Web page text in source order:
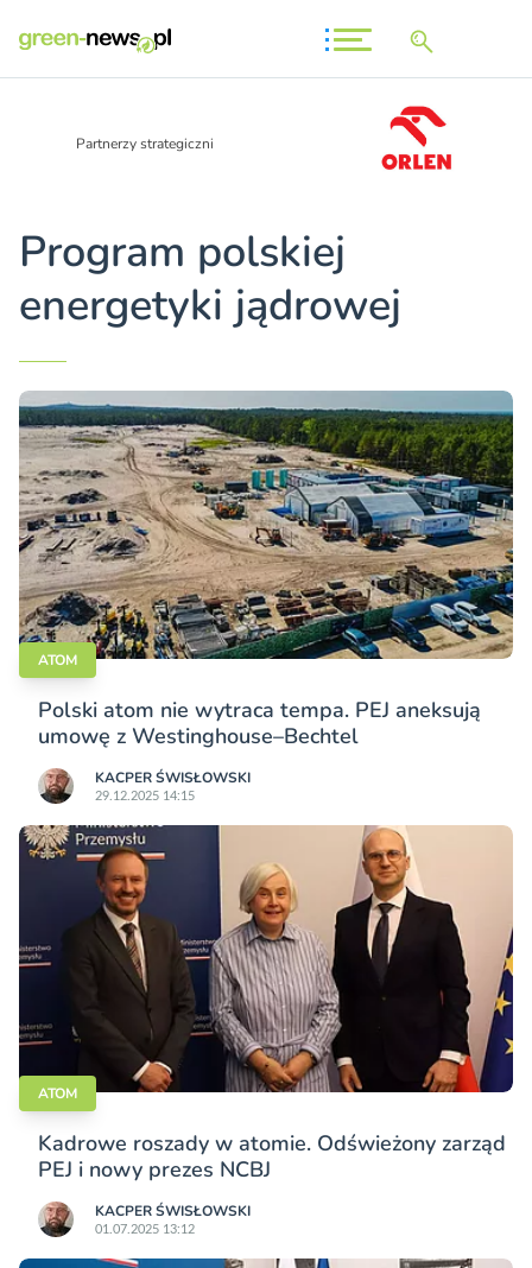
Partnerzy strategiczni
Program polskiej
energetyki jądrowej
ATOM
Polski atom nie wytraca tempa. PEJ aneksują
umowę z Westinghouse–Bechtel
KACPER ŚWISŁO­WSKI
29.12.2025 14:15
ATOM
Kadrowe roszady w atomie. Odświeżony zarząd
PEJ i nowy prezes NCBJ
KACPER ŚWISŁO­WSKI
01.07.2025 13:12